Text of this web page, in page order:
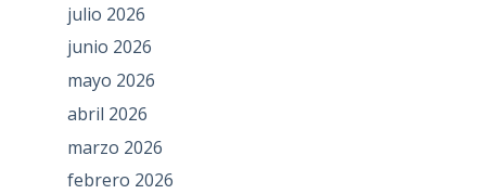
julio 2026
junio 2026
mayo 2026
abril 2026
marzo 2026
febrero 2026